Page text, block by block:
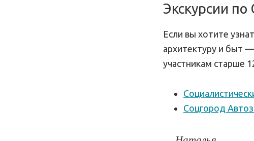
Экскурсии по
Если вы хотите
архитектуру и быт
участникам старше
Соцгород